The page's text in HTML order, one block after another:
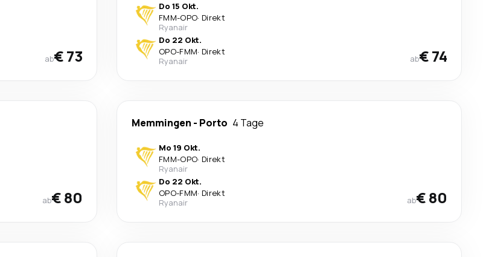
ab€ 73
Do 15 Okt.
FMM-OPO· Direkt
Ryanair
Do 22 Okt.
OPO-FMM· Direkt
Ryanair
ab€ 74
ab€ 80
Memmingen - Porto 4 Tage
Mo 19 Okt.
FMM-OPO· Direkt
Ryanair
Do 22 Okt.
OPO-FMM· Direkt
Ryanair
ab€ 80